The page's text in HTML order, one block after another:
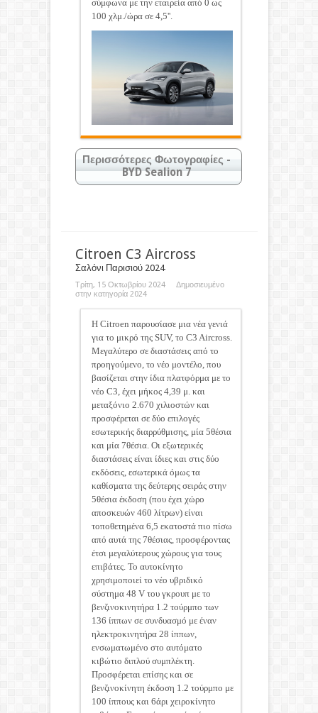
σύμφωνα με την εταιρεία από 0 ως
100 χλμ./ώρα σε 4,5''.
Περισσότερες Φωτογραφίες -
BYD Sealion 7
Citroen C3 Aircross
Σαλόνι Παρισιού 2024
Τρίτη, 15 Οκτωβρίου 2024 Δημοσιευμένο
στην κατηγορία 2024
H Citroen παρουσίασε μια νέα γενιά
για το μικρό της SUV, το C3 Aircross.
Μεγαλύτερο σε διαστάσεις από το
προηγούμενο, το νέο μοντέλο, που
βασίζεται στην ίδια πλατφόρμα με το
νέο C3, έχει μήκος 4,39 μ. και
μεταξόνιο 2.670 χιλιοστών και
προσφέρεται σε δύο επιλογές
εσωτερικής διαρρύθμισης, μία 5θέσια
και μία 7θέσια. Οι εξωτερικές
διαστάσεις είναι ίδιες και στις δύο
εκδόσεις, εσωτερικά όμως τα
καθίσματα της δεύτερης σειράς στην
5θέσια έκδοση (που έχει χώρο
αποσκευών 460 λίτρων) είναι
τοποθετημένα 6,5 εκατοστά πιο πίσω
από αυτά της 7θέσιας, προσφέροντας
έτσι μεγαλύτερους χώρους για τους
επιβάτες. Το αυτοκίνητο
χρησιμοποιεί το νέο υβριδικό
σύστημα 48 V του γκρουπ με το
βενζινοκινητήρα 1.2 τούρμπο των
136 ίππων σε συνδυασμό με έναν
ηλεκτροκινητήρα 28 ίππων,
ενσωματωμένο στο αυτόματο
κιβώτιο διπλού συμπλέκτη.
Προσφέρεται επίσης και σε
βενζινοκίνητη έκδοση 1.2 τούρμπο με
100 ίππους και 6άρι χειροκίνητο